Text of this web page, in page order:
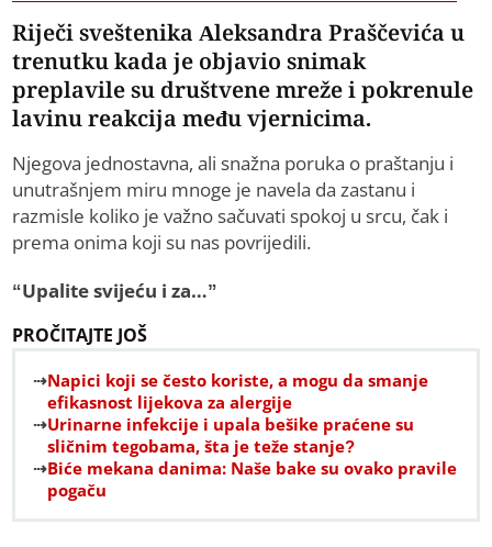
Riječi sveštenika Aleksandra Praščevića u
trenutku kada je objavio snimak
preplavile su društvene mreže i pokrenule
lavinu reakcija među vjernicima.
Njegova jednostavna, ali snažna poruka o praštanju i
unutrašnjem miru mnoge je navela da zastanu i
razmisle koliko je važno sačuvati spokoj u srcu, čak i
prema onima koji su nas povrijedili.
“Upalite svijeću i za…”
PROČITAJTE JOŠ
Napici koji se često koriste, a mogu da smanje
efikasnost lijekova za alergije
Urinarne infekcije i upala bešike praćene su
sličnim tegobama, šta je teže stanje?
Biće mekana danima: Naše bake su ovako pravile
pogaču